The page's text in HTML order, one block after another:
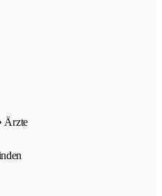
Ärzte